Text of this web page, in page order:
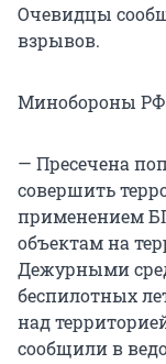
Очевидцы
взрывов.
Минобороны РФ
— Пресечена
совершить
применением
объектам на
Дежурными
беспилотных
над
сообщили в